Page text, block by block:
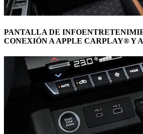
PANTALLA DE
CONEXIÓN A APPLE CARPLAY® Y